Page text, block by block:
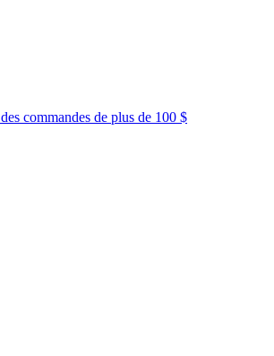
des commandes de plus de 100 $